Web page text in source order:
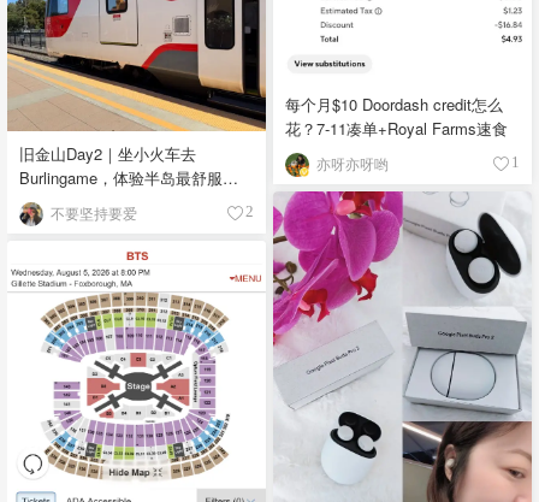
每个月$10 Doordash credit怎么
花？7-11凑单+Royal Farms速食
亦呀亦呀哟 1
旧金山Day2｜坐小火车去
Burlingame，体验半岛最舒服的
小镇生活🌿
不要坚持要爱 2